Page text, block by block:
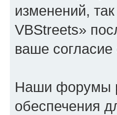
изменений,
VBStreets»
ваше
Наши форумы
обеспечения